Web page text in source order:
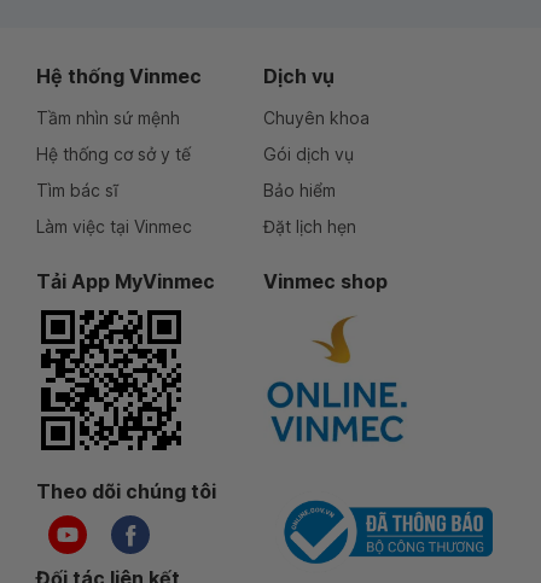
Hệ thống Vinmec
Tầm nhìn sứ mệnh
Hệ thống cơ sở y tế
Tìm bác sĩ
Làm việc tại Vinmec
Dịch vụ
Chuyên khoa
Gói dịch vụ
Bảo hiểm
Đặt lịch hẹn
Tải App MyVinmec Vinmec shop
Theo dõi chúng tôi
Đối tác liên kết